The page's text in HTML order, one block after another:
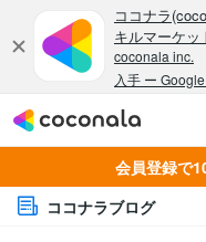
会員登録で
ココナラブログ